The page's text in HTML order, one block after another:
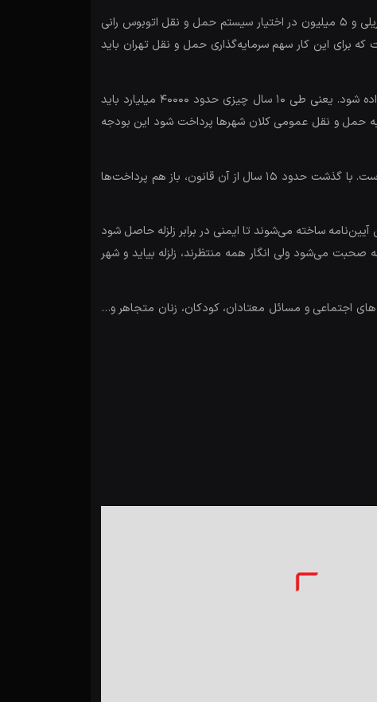
درباره حمل و نقل شهر تهران، از ۲۵ میلیون سفر، ۱۵ سفر باید به صورت عمومی انجام بگیرد. ۱۰ میلیون سفر در اختیار سیستم ریلی و ۵ میلیون در اختیار سیستم حمل و نقل اتوبوس رانی
اتوبوس برقی لازم دارد. ۴۰۰ کیلومتر ریل مترو در ۲۵۰ ایستگاه و ۵۰۰۰ واگن لازم است که برای این کار سهم سرمایه‌گذاری حمل و نقل تهران باید
در دوره آقای احمدی‌نژاد و در قانون هدفمندی یارانه‌ها مقرر شد، سالی ۴۰۰۰ میلیارد تومان به حمل و نقل عمومی اختصاص داده شود. یعنی طی ۱۰ سال چیزی حدود ۴۰۰۰۰ میلیارد باید
سوخت و حمل و نقل، گفته شده که سالانه ۴۰۰۰ میلیارد تومان باید به حمل و نقل عمومی کلان شهرها پرداخت شود این بودجه
برای ساخت مترو ۵۰ میلیارد تومن اختصاص داده اند که در حدود ۴۰ متر مترو ساخته می‌شود که مربوط به قوانین سال ۱۳۸۶ است. با گذشت حدود ۱۵ سال از آن قانون، باز هم پرداخت‌ها
آن است که ساختمان‌ها براساس این آیین‌نامه ساخته می‌شوند تا ایمنی در برابر زلزله حاصل شود
صحبت می‌شود ولی انگار همه منتظرند، زلزله بیاید و شهر
اجتماعی و مسائل معتادان، کودکان، زنان متجاهر و…